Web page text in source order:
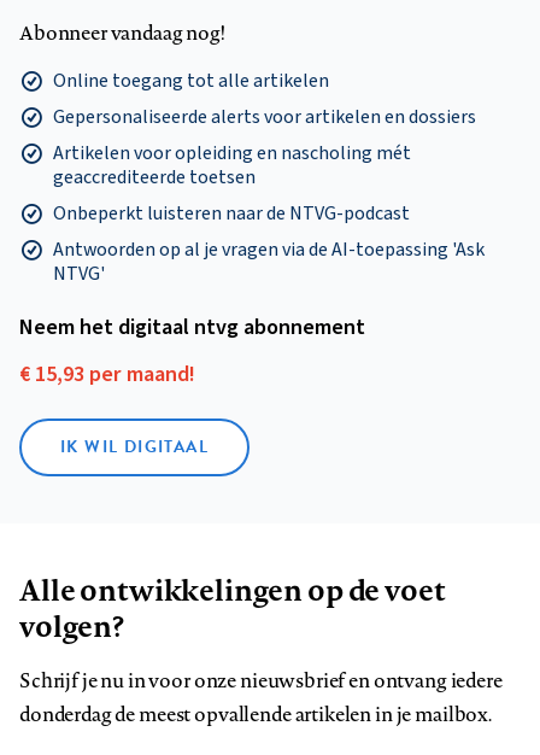
Abonneer vandaag nog!
Online toegang tot alle artikelen
Gepersonaliseerde alerts voor artikelen en dossiers
Artikelen voor opleiding en nascholing mét
geaccrediteerde toetsen
Onbeperkt luisteren naar de NTVG-podcast
Antwoorden op al je vragen via de AI-toepassing 'Ask
NTVG'
Neem het digitaal ntvg abonnement
€ 15,93 per maand!
IK WIL DIGITAAL
Alle ontwikkelingen op de voet
volgen?
Schrijf je nu in voor onze nieuwsbrief en ontvang iedere
donderdag de meest opvallende artikelen in je mailbox.